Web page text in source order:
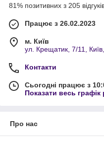
81% позитивних з 205
Працює з 26.02.2023
м. Київ
ул. Крещатик, 7/11,
Контакти
Сьогодні працює з
Показати весь графік
Про нас